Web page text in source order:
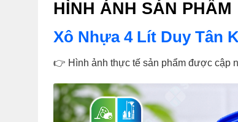
HÌNH ẢNH SẢN PHẨM
Xô Nhựa 4 Lít Duy Tân
👉 Hình ảnh thực tế sản phẩm được cập